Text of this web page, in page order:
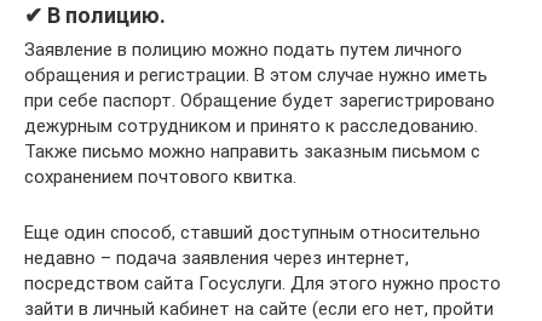
✔ В полицию.
Заявление в полицию можно подать путем личного
обращения и регистрации. В этом случае нужно иметь
при себе паспорт. Обращение будет зарегистрировано
дежурным сотрудником и принято к расследованию.
Также письмо можно направить заказным письмом с
сохранением почтового квитка.
Еще один способ, ставший доступным относительно
недавно – подача заявления через интернет,
посредством сайта Госуслуги. Для этого нужно просто
зайти в личный кабинет на сайте (если его нет, пройти